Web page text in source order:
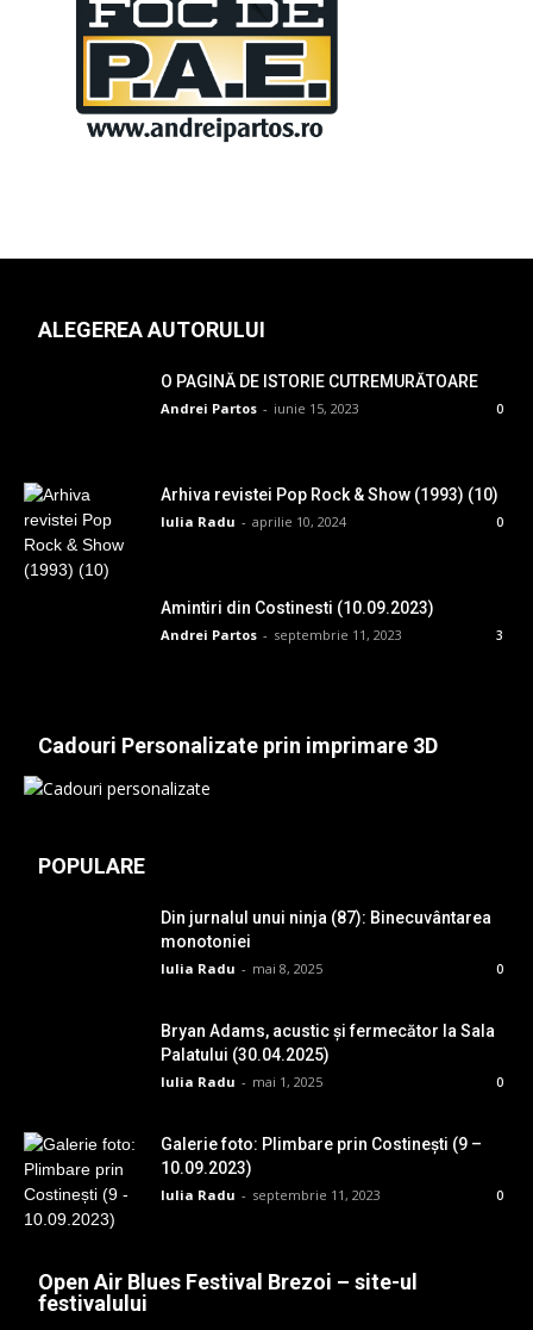
ALEGEREA AUTORULUI
O PAGINĂ DE ISTORIE CUTREMURĂTOARE
Andrei Partos - iunie 15, 2023 0
Arhiva revistei Pop Rock & Show (1993) (10)
Iulia Radu - aprilie 10, 2024 0
Amintiri din Costinesti (10.09.2023)
Andrei Partos - septembrie 11, 2023 3
Cadouri Personalizate prin imprimare 3D
POPULARE
Din jurnalul unui ninja (87): Binecuvântarea
monotoniei
Iulia Radu - mai 8, 2025 0
Bryan Adams, acustic și fermecător la Sala
Palatului (30.04.2025)
Iulia Radu - mai 1, 2025 0
Galerie foto: Plimbare prin Costinești (9 –
10.09.2023)
Iulia Radu - septembrie 11, 2023 0
Open Air Blues Festival Brezoi – site-ul
festivalului